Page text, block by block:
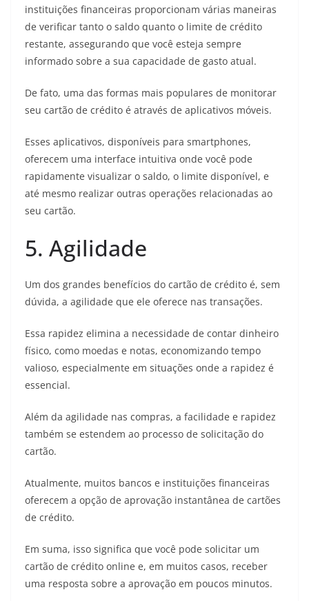
instituições financeiras proporcionam várias maneiras
de verificar tanto o saldo quanto o limite de crédito
restante, assegurando que você esteja sempre
informado sobre a sua capacidade de gasto atual.
De fato, uma das formas mais populares de monitorar
seu cartão de crédito é através de aplicativos móveis.
Esses aplicativos, disponíveis para smartphones,
oferecem uma interface intuitiva onde você pode
rapidamente visualizar o saldo, o limite disponível, e
até mesmo realizar outras operações relacionadas ao
seu cartão.
5. Agilidade
Um dos grandes benefícios do cartão de crédito é, sem
dúvida, a agilidade que ele oferece nas transações.
Essa rapidez elimina a necessidade de contar dinheiro
físico, como moedas e notas, economizando tempo
valioso, especialmente em situações onde a rapidez é
essencial.
Além da agilidade nas compras, a facilidade e rapidez
também se estendem ao processo de solicitação do
cartão.
Atualmente, muitos bancos e instituições financeiras
oferecem a opção de aprovação instantânea de cartões
de crédito.
Em suma, isso significa que você pode solicitar um
cartão de crédito online e, em muitos casos, receber
uma resposta sobre a aprovação em poucos minutos.